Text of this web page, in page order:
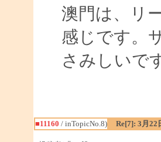
澳門は、リ
感じです。
さみしいで
■11160 / inTopicNo.8) Re[7]: 3月22